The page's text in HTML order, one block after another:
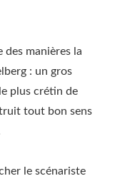
des manières la
: un gros
plus crétin de
tout bon sens
le scénariste